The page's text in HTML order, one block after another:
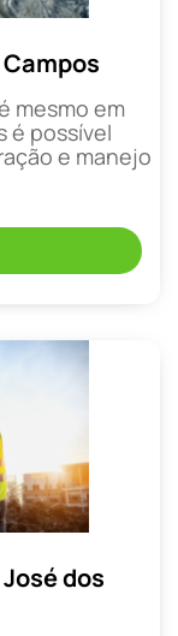
mesmo em
é possível
e manejo
dos